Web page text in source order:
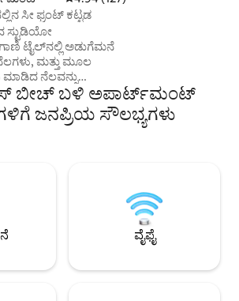
ಸೀ ಫ್ರಂಟ್ ಕಟ್ಟಡ
ಸ್ಟುಡಿಯೋ
ಟೈಲ್‌ನಲ್ಲಿ ಅಡುಗೆಮನೆ
ಮತ್ತು ಮೂಲ
ಮಾಡಿದ ನೆಲವನ್ನು
24-ಗಂಟೆಗಳ ಕನ್ಸೀರ್ಜ್
ಬೀಚ್‌ನಲ್ಲಿ ಸಮುದ್ರವನ್ನು
ಮಾನ್ಸಾ ಬೀಚ್‌ನಿಂದ 3
ಪಾರ್ಕಿಂಗ್ ಇದೆ. ಹಾಸಿಗೆ/
ನೀಡಲಾಗುತ್ತದೆ.
ಮತ್ತು ಪ್ಯಾರಾಸೋಲ್.
ಬೀಚ್ ಬಳಿ ಅಪಾರ್ಟ್‌ಮಂಟ್
ಜನಪ್ರಿಯ ಸೌಲಭ್ಯಗಳು
ವೈಫೈ